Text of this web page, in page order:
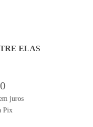
ELAS
juros
Pix